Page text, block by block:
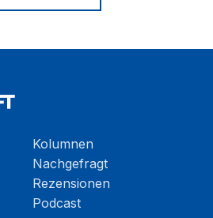
Kolumnen
Nachgefragt
Rezensionen
Podcast